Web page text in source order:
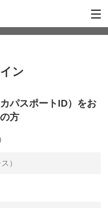
ン
パスポートID）をお
方